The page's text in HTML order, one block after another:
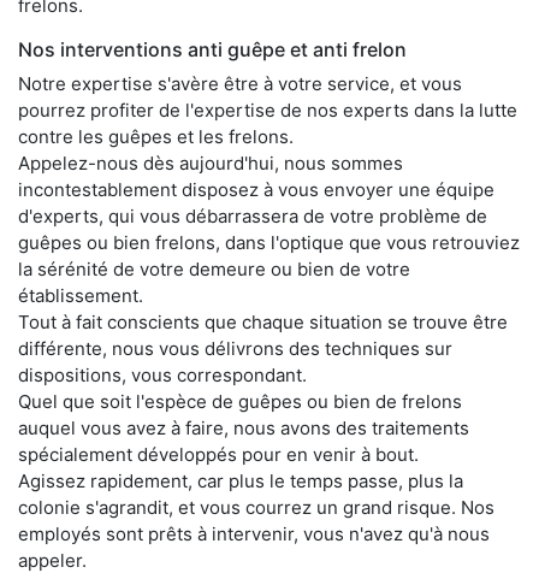
frelons.
Nos interventions anti guêpe et anti frelon
Notre expertise s'avère être à votre service, et vous
pourrez profiter de l'expertise de nos experts dans la lutte
contre les guêpes et les frelons.
Appelez-nous dès aujourd'hui, nous sommes
incontestablement disposez à vous envoyer une équipe
d'experts, qui vous débarrassera de votre problème de
guêpes ou bien frelons, dans l'optique que vous retrouviez
la sérénité de votre demeure ou bien de votre
établissement.
Tout à fait conscients que chaque situation se trouve être
différente, nous vous délivrons des techniques sur
dispositions, vous correspondant.
Quel que soit l'espèce de guêpes ou bien de frelons
auquel vous avez à faire, nous avons des traitements
spécialement développés pour en venir à bout.
Agissez rapidement, car plus le temps passe, plus la
colonie s'agrandit, et vous courrez un grand risque. Nos
employés sont prêts à intervenir, vous n'avez qu'à nous
appeler.